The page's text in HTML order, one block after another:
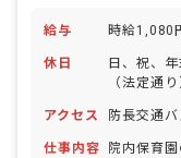
給与 時給1,080
休日
日、祝、
（法定通
アクセス 防長交通バ
仕事内容
院内保育